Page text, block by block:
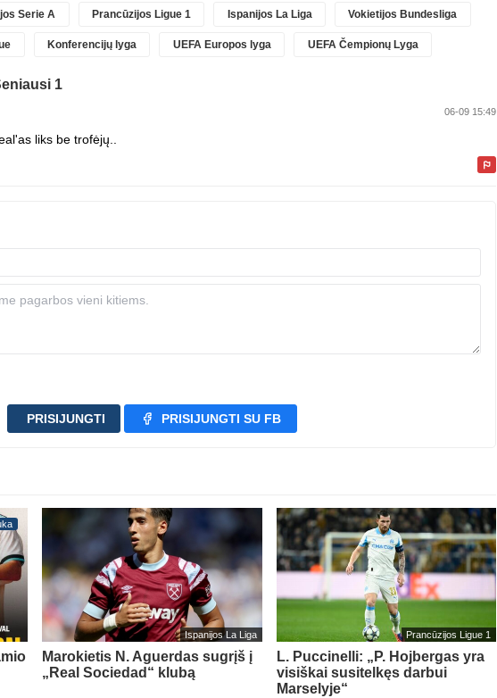
Serie A Prancūzijos Ligue 1 Ispanijos La Liga Vokietijos Bundesliga
Konferencijų lyga UEFA Europos lyga UEFA Čempionų Lyga
1
06-09 15:49
liks be trofėjų..
PRISIJUNGTI PRISIJUNGTI SU FB
Ispanijos La Liga
Marokietis N. Aguerdas sugrįš į
„Real Sociedad“ klubą
Prancūzijos Ligue 1
L. Puccinelli: „P. Hojbergas yra
visiškai susitelkęs darbui
Marselyje“